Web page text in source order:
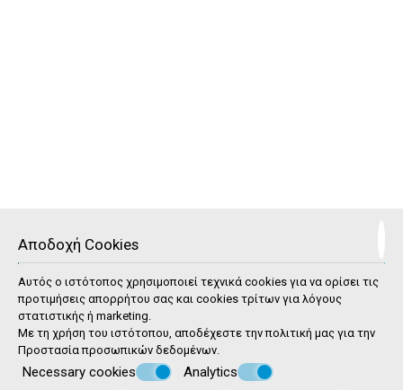
Superior Δίκλινο Δωμάτιο με θέα θάλασσα
Αποδοχή Cookies
Αυτός ο ιστότοπος χρησιμοποιεί τεχνικά cookies για να ορίσει τις
προτιμήσεις απορρήτου σας και cookies τρίτων για λόγους
στατιστικής ή marketing.
Με τη χρήση του ιστότοπου, αποδέχεστε την πολιτική μας για την
Προστασία προσωπικών δεδομένων.
Necessary cookies Analytics